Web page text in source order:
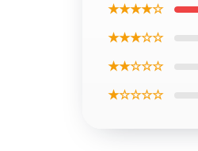
★★★★☆
★★★☆☆
★★☆☆☆
★☆☆☆☆